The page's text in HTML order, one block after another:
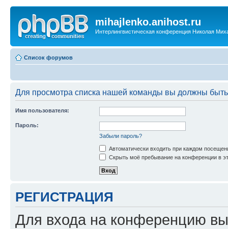
mihajlenko.anihost.ru
Интерлингвистическая конференция Николая
Список форумов
Для просмотра списка нашей команды вы должны
Имя пользователя:
Пароль:
Забыли пароль?
Автоматически входить при каждом
Скрыть моё пребывание на конференции в
РЕГИСТРАЦИЯ
Для входа на конференцию